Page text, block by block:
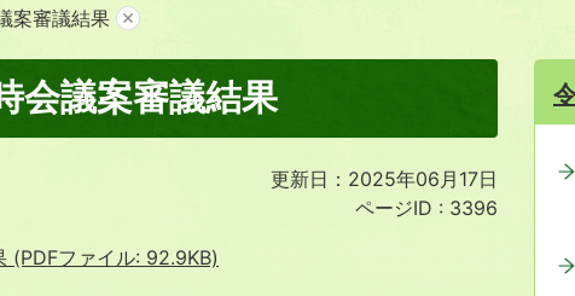
案審議結果
会議案審議結果
更新日：2025年06月17日
ページID : 3396
(PDFファイル: 92.9KB)